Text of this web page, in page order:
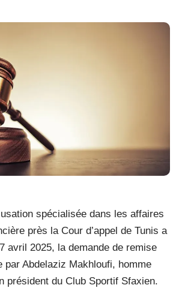
spécialisée dans les affaires
près la Cour d’appel de Tunis a
avril 2025, la demande de remise
par Abdelaziz Makhloufi, homme
président du Club Sportif Sfaxien.